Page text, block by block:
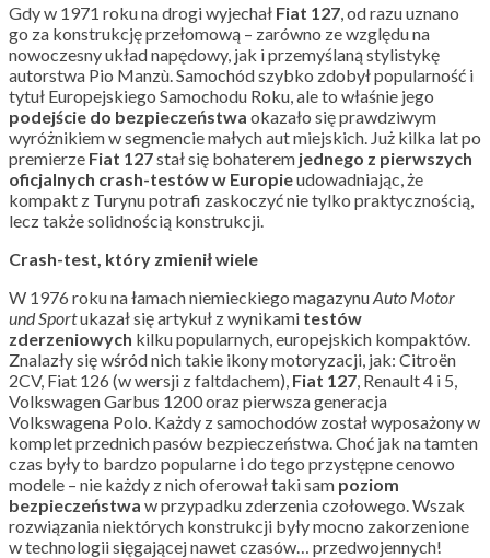
Gdy w 1971 roku na drogi wyjechał Fiat 127 , od razu uznano
go za konstrukcję przełomową – zarówno ze względu na
nowoczesny układ napędowy, jak i przemyślaną stylistykę
autorstwa Pio Manzù. Samochód szybko zdobył popularność i
tytuł Europejskiego Samochodu Roku, ale to właśnie jego
podejście do bezpieczeństwa okazało się prawdziwym
wyróżnikiem w segmencie małych aut miejskich. Już kilka lat po
premierze Fiat 127stał się bohaterem jednego z pierwszych
oficjalnych crash-testów w Europieudowadniając, że
kompakt z Turynu potrafi zaskoczyć nie tylko praktycznością,
lecz także solidnością konstrukcji.
Crash-test, który zmienił wiele
W 1976 roku na łamach niemieckiego magazynuAuto Motor
und Sportukazał się artykuł z wynikami testów
zderzeniowych kilku popularnych, europejskich kompaktów.
Znalazły się wśród nich takie ikony motoryzacji, jak: Citroën
2CV, Fiat 126 (w wersji z faltdachem), Fiat 127 , Renault 4 i 5,
Volkswagen Garbus 1200 oraz pierwsza generacja
Volkswagena Polo. Każdy z samochodów został wyposażony w
komplet przednich pasów bezpieczeństwa. Choć jak na tamten
czas były to bardzo popularne i do tego przystępne cenowo
modele – nie każdy z nich oferował taki sam poziom
bezpieczeństwa w przypadku zderzenia czołowego. Wszak
rozwiązania niektórych konstrukcji były mocno zakorzenione
w technologii sięgającej nawet czasów… przedwojennych!